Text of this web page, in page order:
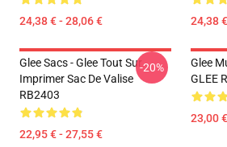
24,38 € - 28,06 € 24,38
Glee Sacs - Glee Tout Sur
Imprimer Sac De Valise
RB2403
22,95 € - 27,55 €
-20%
Glee
GLEE
23,00